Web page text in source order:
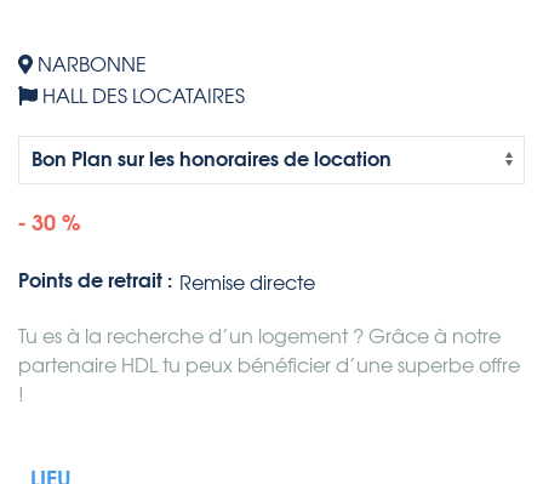
NARBONNE
HALL DES LOCATAIRES
- 30 %
Points de retrait : Remise directe
Tu es à la recherche d’un logement ? Grâce à notre
partenaire HDL tu peux bénéficier d’une superbe offre
!